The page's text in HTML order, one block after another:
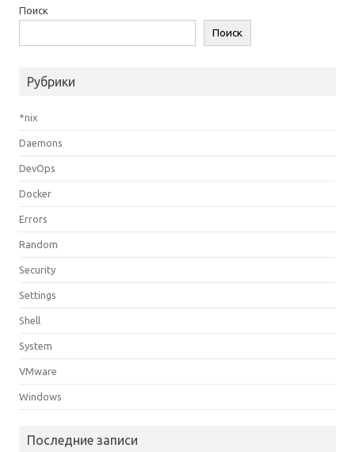
Поиск
Поиск
Рубрики
*nix
Daemons
DevOps
Docker
Errors
Random
Security
Settings
Shell
System
VMware
Windows
Последние записи